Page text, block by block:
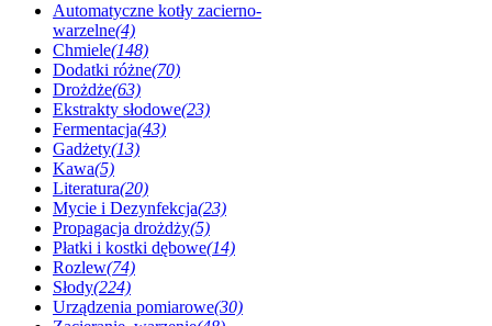
Automatyczne kotły zacierno-
warzelne(4)
Chmiele(148)
Dodatki różne(70)
Drożdże(63)
Ekstrakty słodowe(23)
Fermentacja(43)
Gadżety(13)
Kawa(5)
Literatura(20)
Mycie i Dezynfekcja(23)
Propagacja drożdży(5)
Płatki i kostki dębowe(14)
Rozlew(74)
Słody(224)
Urządzenia pomiarowe(30)